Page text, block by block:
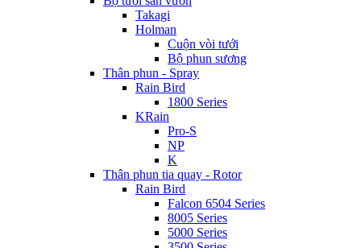
Takagi
Holman
Cuộn vòi tưới
Bộ phun sương
Thân phun - Spray
Rain Bird
1800 Series
KRain
Pro-S
NP
K
Thân phun tia quay - Rotor
Rain Bird
Falcon 6504 Series
8005 Series
5000 Series